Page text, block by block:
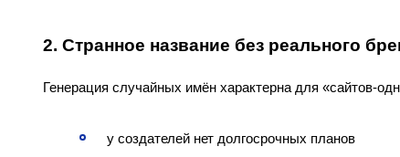
2. Странное название без реального
Генерация случайных имён характерна для «сайтов-
у создателей нет долгосрочных планов